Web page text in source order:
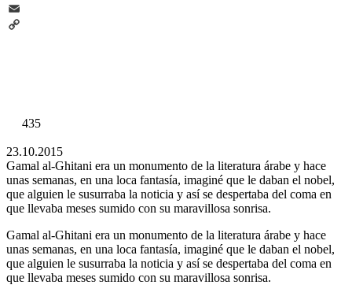
Telegram
Email
435
23.10.2015
Gamal al-Ghitani era un monumento de la literatura árabe y hace
unas semanas, en una loca fantasía, imaginé que le daban el nobel,
que alguien le susurraba la noticia y así se despertaba del coma en
que llevaba meses sumido con su maravillosa sonrisa.
Gamal al-Ghitani era un monumento de la literatura árabe y hace
unas semanas, en una loca fantasía, imaginé que le daban el nobel,
que alguien le susurraba la noticia y así se despertaba del coma en
que llevaba meses sumido con su maravillosa sonrisa.